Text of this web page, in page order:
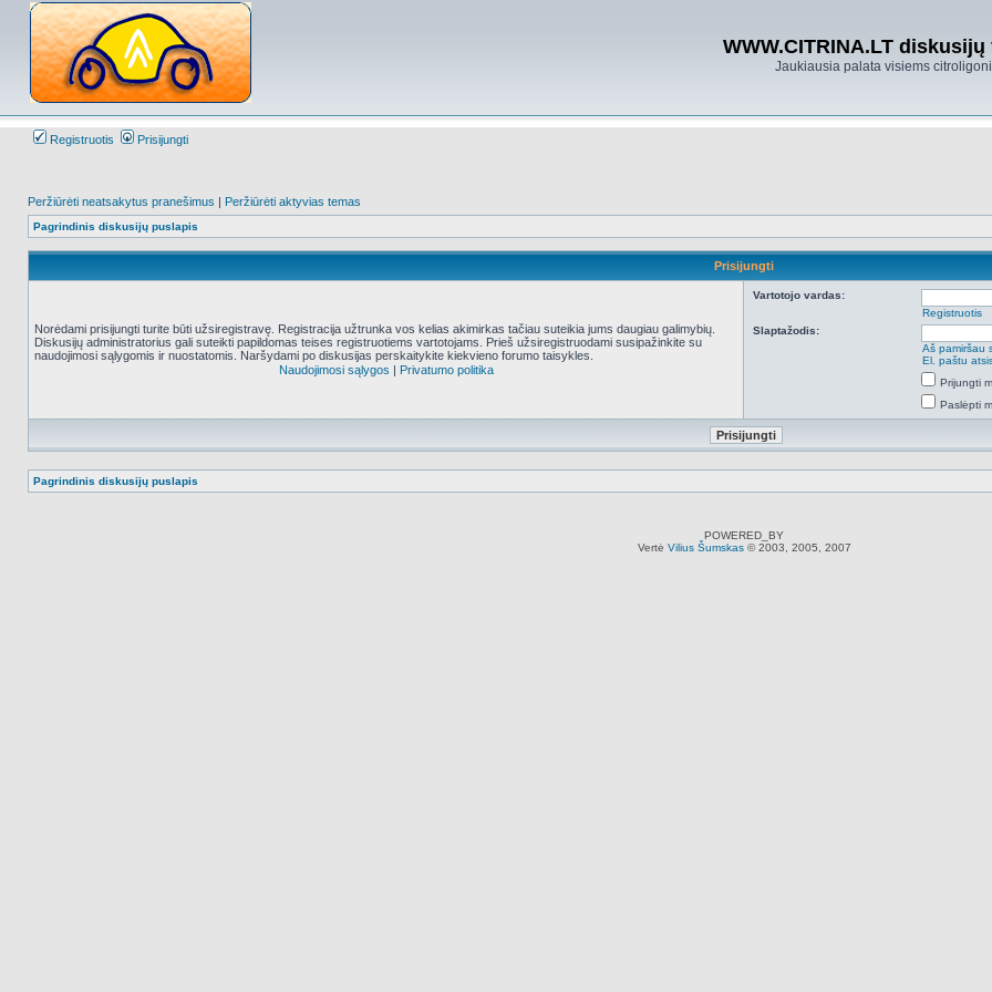
WWW.CITRINA.LT
Jaukiausia palata visiems
Registruotis Prisijungti
Peržiūrėti neatsakytus pranešimus | Peržiūrėti aktyvias temas
Pagrindinis diskusijų puslapis
Prisijungti
Norėdami prisijungti turite būti užsiregistravę. Registracija užtrunka vos kelias akimirkas tačiau suteikia jums daugiau galimybių.
Diskusijų administratorius gali suteikti papildomas teises registruotiems vartotojams. Prieš užsiregistruodami susipažinkite su
naudojimosi sąlygomis ir nuostatomis. Naršydami po diskusijas perskaitykite kiekvieno forumo taisykles.
Naudojimosi sąlygos | Privatumo politika
Vartotojo vardas:
Registruotis
Slaptažodis:
Aš pamiršau
El. paštu
Prijungti
Paslėpti
Pagrindinis diskusijų puslapis
POWERED_BY
Vertė Vilius Šumskas© 2003, 2005, 2007